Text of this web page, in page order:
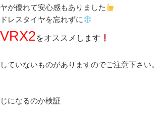
が優れて安心感もありました
レスタイヤを忘れずに
VRX2をオススメします
ていないものがありますのでご注意下さい。
になるのか検証